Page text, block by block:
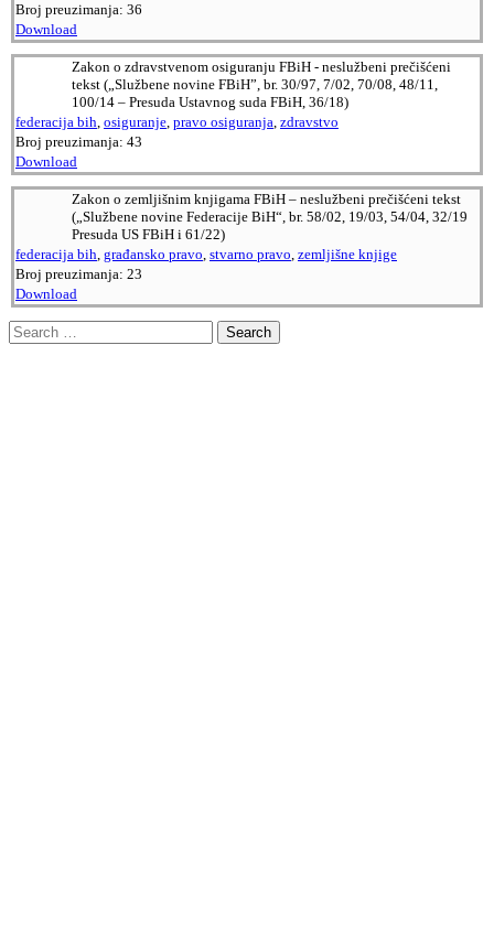
Broj preuzimanja: 36
Download
Zakon o zdravstvenom osiguranju FBiH - neslužbeni prečišćeni
tekst („Službene novine FBiH”, br. 30/97, 7/02, 70/08, 48/11,
100/14 – Presuda Ustavnog suda FBiH, 36/18)
federacija bih, osiguranje, pravo osiguranja, zdravstvo
Broj preuzimanja: 43
Download
Zakon o zemljišnim knjigama FBiH – neslužbeni prečišćeni tekst
(„Službene novine Federacije BiH“, br. 58/02, 19/03, 54/04, 32/19
Presuda US FBiH i 61/22)
federacija bih, građansko pravo, stvarno pravo, zemljišne knjige
Broj preuzimanja: 23
Download
Search
for: